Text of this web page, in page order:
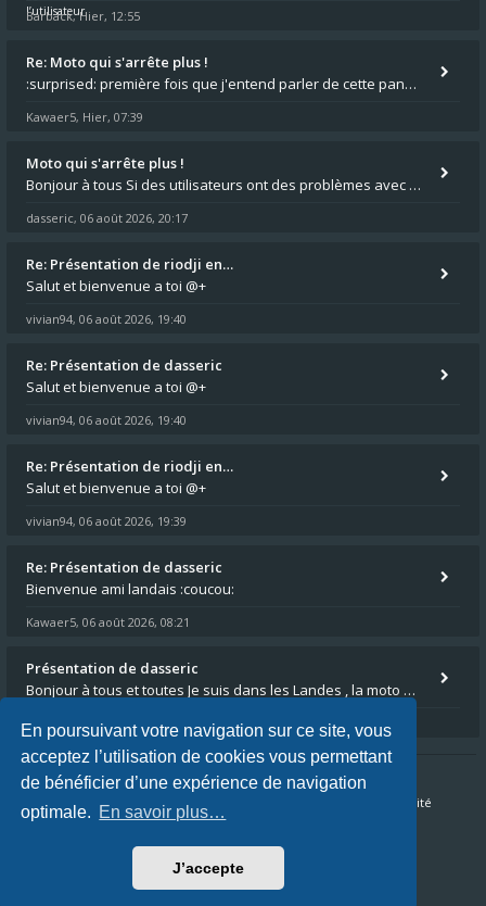
En poursuivant votre navigation sur ce site, vous
acceptez l’utilisation de cookies vous permettant
de bénéficier d’une expérience de navigation
optimale. En savoir plus…
J’accepte
Barback,Hier, 12:55
Re: Moto qui s'arrête plus !
:surprised: première fois que j'entend parler de cette panne ,ta moto aurait été maraboutée? :pretre:
Kawaer5, Hier, 07:39
Moto qui s'arrête plus !
Bonjour à tous Si des utilisateurs ont des problèmes avec leur moto qui démarre plus, la mienne ne coupe plus :?: - Je
dasseric, 06 août 2026, 20:17
Re: Présentation de riodji en…
Salut et bienvenue a toi @+
vivian94, 06 août 2026, 19:40
Re: Présentation de dasseric
Salut et bienvenue a toi @+
vivian94, 06 août 2026, 19:40
Re: Présentation de riodji en…
Salut et bienvenue a toi @+
vivian94, 06 août 2026, 19:39
Re: Présentation de dasseric
Bienvenue ami landais :coucou:
Kawaer5, 06 août 2026, 08:21
Présentation de dasseric
Bonjour à tous et toutes Je suis dans les Landes , la moto appartient à ma fille et je suis désigné pour faire l'entreti
dasseric,05 août 2026, 13:40
Accueil du forum FAQ Confidentialité
Fuseau horaire sur